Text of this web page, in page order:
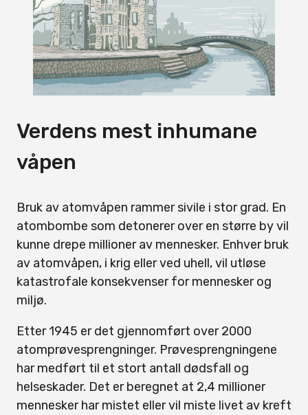
Verdens mest inhumane
våpen
Bruk av atomvåpen rammer sivile i stor grad. En
atombombe som detonerer over en større by vil
kunne drepe millioner av mennesker. Enhver bruk
av atomvåpen, i krig eller ved uhell, vil utløse
katastrofale konsekvenser for mennesker og
miljø.
Etter 1945 er det gjennomført over 2000
atomprøvesprengninger. Prøvesprengningene
har medført til et stort antall dødsfall og
helseskader. Det er beregnet at 2,4 millioner
mennesker har mistet eller vil miste livet av kreft